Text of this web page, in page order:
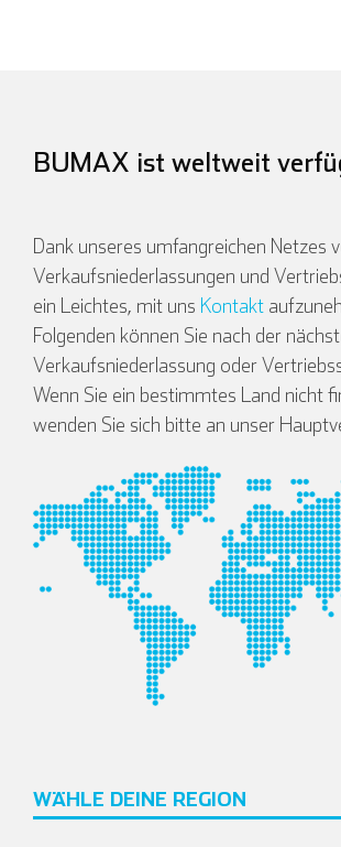
Italienisch
BUMAX ist weltweit
Dank unseres umfangreichen Netzes
Verkaufsniederlassungen und
ein Leichtes, mit uns Kontakt
Folgenden können Sie nach der
Verkaufsniederlassung oder
Wenn Sie ein bestimmtes Land nicht
wenden Sie sich bitte an unser
WÄHLE DEINE REGION